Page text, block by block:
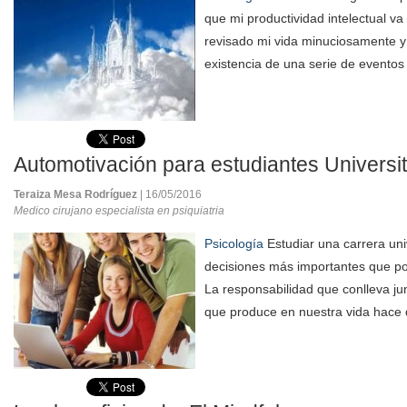
que mi productividad intelectual
revisado mi vida minuciosamente
existencia de una serie de
Automotivación para estudiantes
Teraiza Mesa Rodríguez
| 16/05/2016
Medico cirujano especialista en psiquiatria
Psicología Estudiar una carrera
decisiones más importantes que
La responsabilidad que conlleva
que produce en nuestra vida